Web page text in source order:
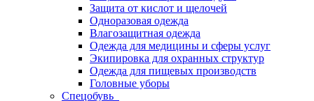
Защита от кислот и щелочей
Одноразовая одежда
Влагозащитная одежда
Одежда для медицины и сферы услуг
Экипировка для охранных структур
Одежда для пищевых производств
Головные уборы
Спецобувь